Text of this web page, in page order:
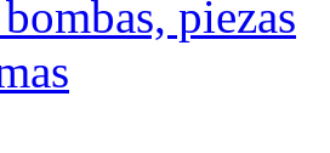
piezas